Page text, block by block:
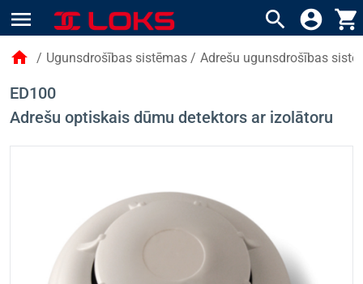
menu search account_circle shopping_cart
home / Ugunsdrošības sistēmas / Adrešu ugunsdrošības
ED100
Adrešu optiskais dūmu detektors ar izolātoru